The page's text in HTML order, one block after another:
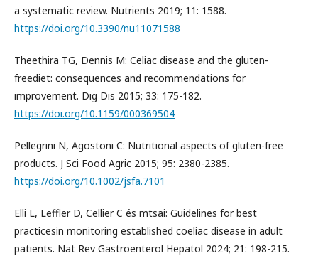
a systematic review. Nutrients 2019; 11: 1588.
https://doi.org/10.3390/nu11071588
Theethira TG, Dennis M: Celiac disease and the gluten-
freediet: consequences and recommendations for
improvement. Dig Dis 2015; 33: 175-182.
https://doi.org/10.1159/000369504
Pellegrini N, Agostoni C: Nutritional aspects of gluten-free
products. J Sci Food Agric 2015; 95: 2380-2385.
https://doi.org/10.1002/jsfa.7101
Elli L, Leffler D, Cellier C és mtsai: Guidelines for best
practicesin monitoring established coeliac disease in adult
patients. Nat Rev Gastroenterol Hepatol 2024; 21: 198-215.